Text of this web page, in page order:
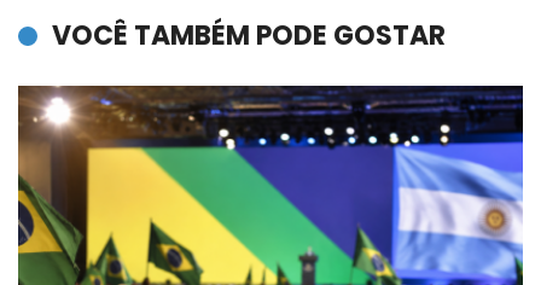
VOCÊ TAMBÉM PODE GOSTAR